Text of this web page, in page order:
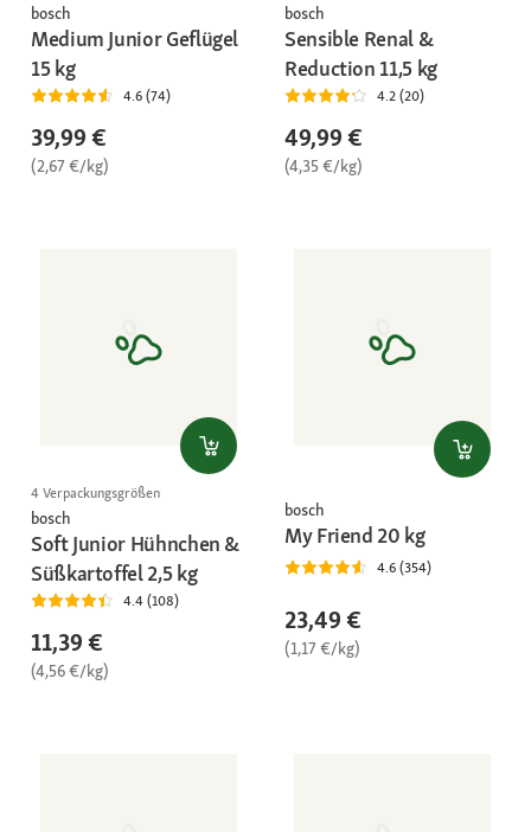
bosch
Medium Junior Geflügel
15 kg
4.6 (74)
39,99 €
(2,67 €/kg)
bosch
Sensible Renal &
Reduction 11,5 kg
4.2 (20)
49,99 €
(4,35 €/kg)
4 Verpackungsgrößen
bosch
Soft Junior Hühnchen &
Süßkartoffel 2,5 kg
4.4 (108)
11,39 €
(4,56 €/kg)
bosch
My Friend 20 kg
4.6 (354)
23,49 €
(1,17 €/kg)